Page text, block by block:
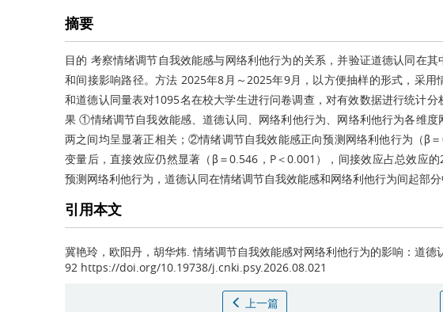
摘要
目的 考察情绪调节自我效能感与网络利他行为的关系，并验证道德认同在
和间接影响路径。方法 2025年8月～2025年9月，以方便抽样的形式，采
和道德认同量表对1095名在校大学生进行问卷调查，对有效数据进行统计
果 ①情绪调节自我效能感、道德认同、网络利他行为、网络利他行为各维
两之间均呈显著正相关；②情绪调节自我效能感正向预测网络利他行为（β
变量后，直接效应仍然显著（β＝0.546，P＜0.001），间接效应占总效应
预测网络利他行为，道德认同在情绪调节自我效能感和网络利他行为间起部分
引用本文
冀艳玲，欧阳丹，胡华炜.情绪调节自我效能感对网络利他行为的影响：道德
92 https://doi.org/10.19738/j.cnki.psy.2026.08.021
上一篇